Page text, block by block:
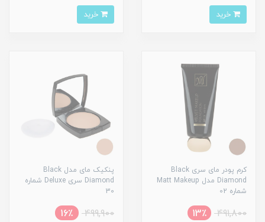
کرم پودر مای سری Black
Diamond مدل Matt Makeup
شماره 02
491,800
13٪
پنکیک مای مدل Black
Diamond سری Deluxe شماره
30
499,900
16٪